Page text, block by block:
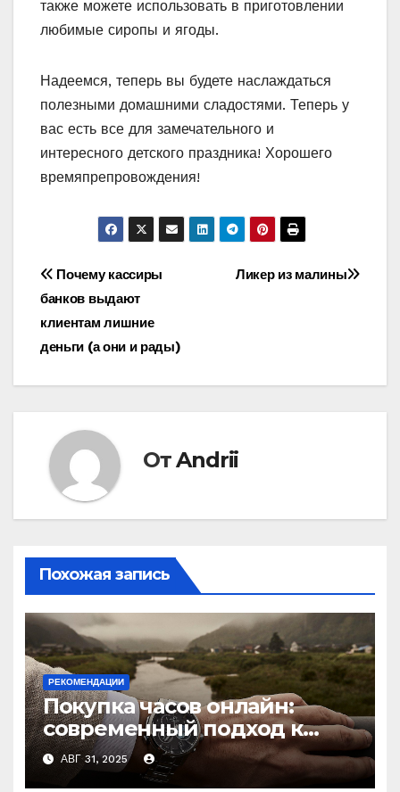
также можете использовать в приготовлении
любимые сиропы и ягоды.
Надеемся, теперь вы будете наслаждаться
полезными домашними сладостями. Теперь у
вас есть все для замечательного и
интересного детского праздника! Хорошего
времяпрепровождения!
Навигация
по
записям
Ликер из малины
Почему кассиры
банков выдают
клиентам лишние
деньги (а они и рады)
ОтAndrii
Похожая запись
РЕКОМЕНДАЦИИ
Покупка часов онлайн:
современный подход к
выбору аксессуаров
АВГ 31, 2025